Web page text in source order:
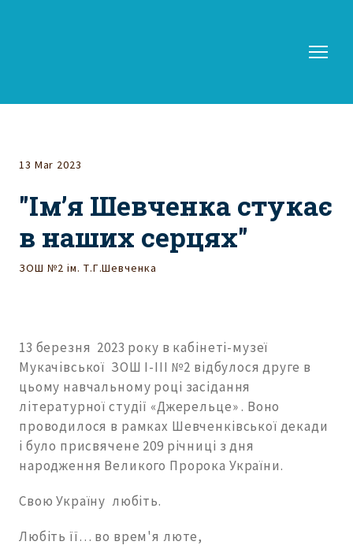
13 Mar 2023
"Ім’я Шевченка стукає
в наших серцях"
ЗОШ №2 ім. Т.Г.Шевченка
13 березня 2023 року в кабінеті-музеї
Мукачівської ЗОШ І-ІІІ №2 відбулося друге в
цьому навчальному році засідання
літературної студії «Джерельце» . Воно
проводилося в рамках Шевченківської декади
і було присвячене 209 річниці з дня
народження Великого Пророка України.
Свою Україну любіть.
Любіть її… во врем'я люте,